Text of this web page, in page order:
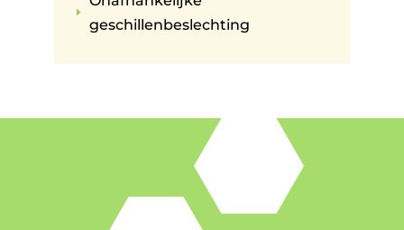
E
geschillenbeslechting